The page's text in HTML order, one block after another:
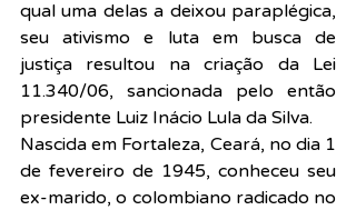
qual uma delas a deixou paraplégica,
seu ativismo e luta em busca de
justiça resultou na criação da Lei
11.340/06, sancionada pelo então
presidente Luiz Inácio Lula da Silva.
Nascida em Fortaleza, Ceará, no dia 1
de fevereiro de 1945, conheceu seu
ex-marido, o colombiano radicado no